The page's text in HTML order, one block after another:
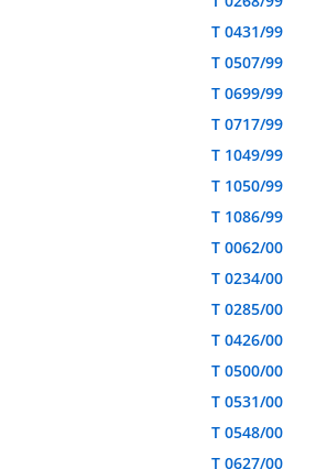
T 0431/99
T 0507/99
T 0699/99
T 0717/99
T 1049/99
T 1050/99
T 1086/99
T 0062/00
T 0234/00
T 0285/00
T 0426/00
T 0500/00
T 0531/00
T 0548/00
T 0627/00